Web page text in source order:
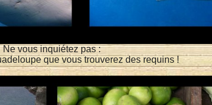
Ne vous inquiétez pas :
que vous trouverez des requins !